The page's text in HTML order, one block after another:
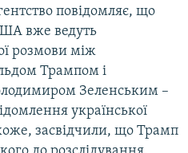
повідомляє, що
вже ведуть
розмови між
Трампом і
Зеленським –
української
засвідчили, що Трамп